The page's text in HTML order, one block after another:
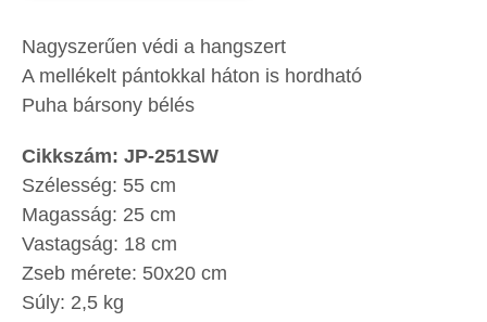
Nagyszerűen védi a hangszert
A mellékelt pántokkal háton is hordható
Puha bársony bélés
Cikkszám: JP-251SW
Szélesség: 55 cm
Magasság: 25 cm
Vastagság: 18 cm
Zseb mérete: 50x20 cm
Súly: 2,5 kg